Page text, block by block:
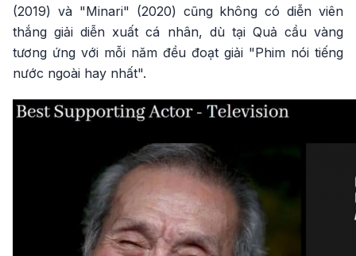
(2019) và "Minari" (2020) cũng không có diễn viên
thắng giải diễn xuất cá nhân, dù tại Quả cầu vàng
tương ứng với mỗi năm đều đoạt giải "Phim nói tiếng
nước ngoài hay nhất".